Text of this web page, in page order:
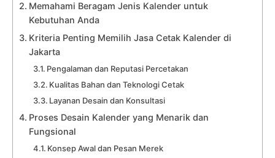
Memahami Beragam Jenis Kalender untuk
Kebutuhan Anda
Kriteria Penting Memilih Jasa Cetak Kalender di
Jakarta
Pengalaman dan Reputasi Percetakan
Kualitas Bahan dan Teknologi Cetak
Layanan Desain dan Konsultasi
Proses Desain Kalender yang Menarik dan
Fungsional
Konsep Awal dan Pesan Merek